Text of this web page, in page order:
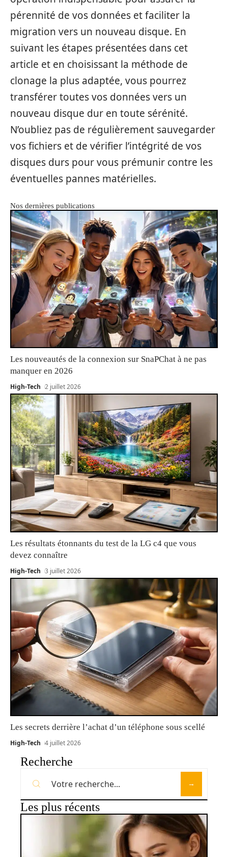
pérennité de vos données et faciliter la
migration vers un nouveau disque. En
suivant les étapes présentées dans cet
article et en choisissant la méthode de
clonage la plus adaptée, vous pourrez
transférer toutes vos données vers un
nouveau disque dur en toute sérénité.
N’oubliez pas de régulièrement sauvegarder
vos fichiers et de vérifier l’intégrité de vos
disques durs pour vous prémunir contre les
éventuelles pannes matérielles.
Nos dernières publications
Les nouveautés de la connexion sur SnaPChat à ne pas
manquer en 2026
High-Tech 2 juillet 2026
Les résultats étonnants du test de la LG c4 que vous
devez connaître
High-Tech 3 juillet 2026
Les secrets derrière l’achat d’un téléphone sous scellé
High-Tech 4 juillet 2026
Recherche
Les plus récents